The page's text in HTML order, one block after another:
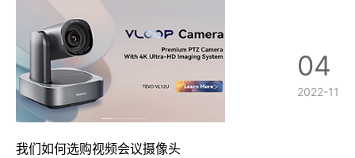
我们如何选购视频会议摄像头
04
2022-11